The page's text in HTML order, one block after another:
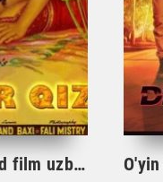
O'jar qiz Hind film uzbek tilida